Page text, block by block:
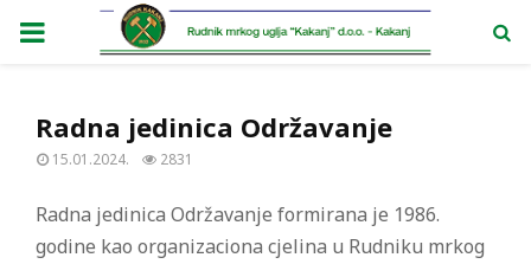
PRIMARY
Radna jedinica Održavanje
15.01.2024. 2831
Radna jedinica Održavanje formirana je 1986.
godine kao organizaciona cjelina u Rudniku mrkog